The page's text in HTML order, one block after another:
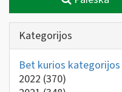
Kategorijos
Bet kurios kategorijos
2022 (370)